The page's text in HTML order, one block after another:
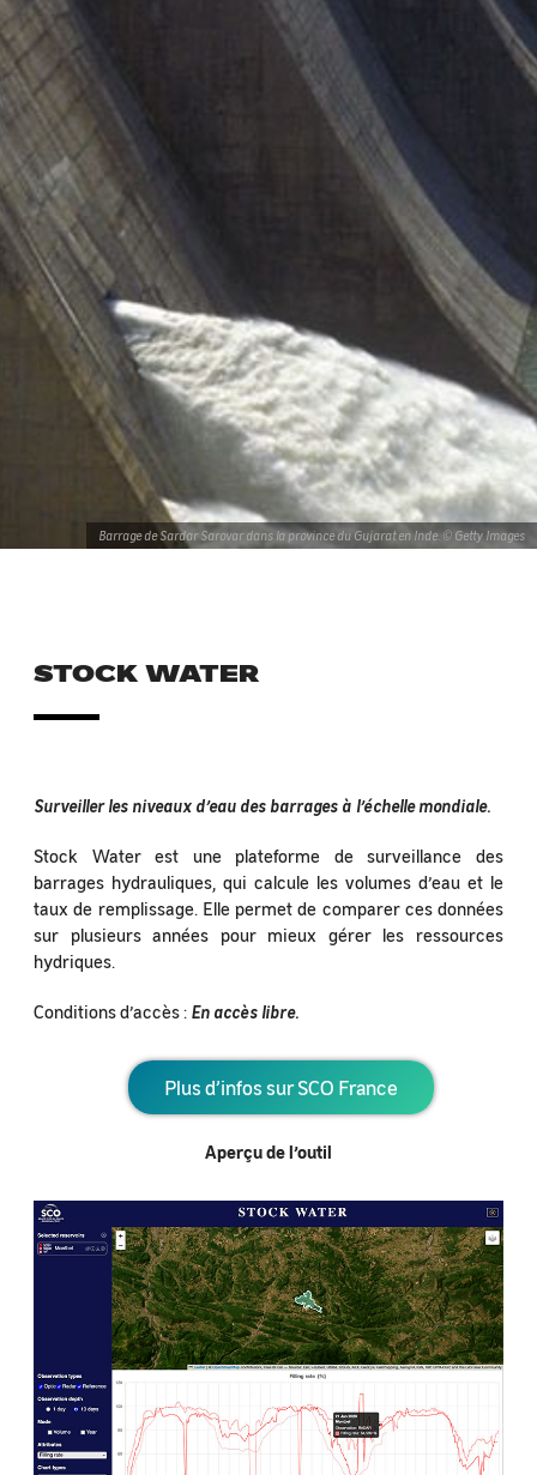
Barrage de Sardar Sarovar dans la province du Gujarat en Inde. © Getty Images
STOCK WATER
Surveiller les niveaux d’eau des barrages à l’échelle mondiale.
Stock Water est une plateforme de surveillance des
barrages hydrauliques, qui calcule les volumes d’eau et le
taux de remplissage. Elle permet de comparer ces données
sur plusieurs années pour mieux gérer les ressources
hydriques.
Conditions d’accès : En accès libre.
Plus d’infos sur SCO France
Aperçu de l’outil